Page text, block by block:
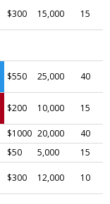
$300 15,000 15
$550 25,000 40
$200 10,000 15
$1000 20,000
40
$50 5,000 15
$300 12,000 10